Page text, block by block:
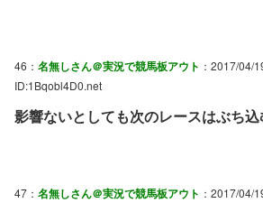
46： 名無しさん＠実況で競馬板アウト ：2017/04/
ID:1Bqobl4D0.net
影響ないとしても次のレースはぶち込
47： 名無しさん＠実況で競馬板アウト ：2017/04/